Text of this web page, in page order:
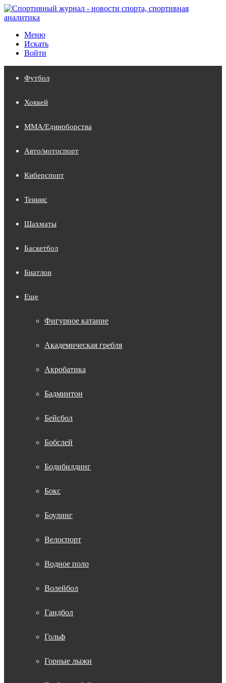
Меню
Искать
Войти
Футбол
Хоккей
MMA/Единоборства
Авто/мотоспорт
Киберспорт
Теннис
Шахматы
Баскетбол
Биатлон
Еще
Фигурное катание
Академическая гребля
Акробатика
Бадминтон
Бейсбол
Бобслей
Бодибилдинг
Бокс
Боулинг
Велоспорт
Водное поло
Волейбол
Гандбол
Гольф
Горные лыжи